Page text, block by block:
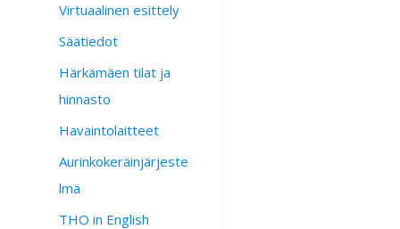
Virtuaalinen esittely
Säätiedot
Härkämäen tilat ja
hinnasto
Havaintolaitteet
Aurinkokeräinjärjeste
lmä
THO in English